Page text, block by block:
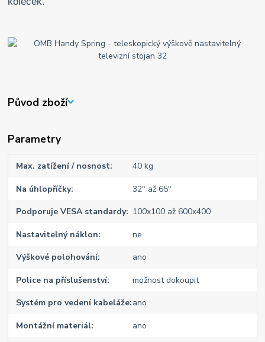
Původ zboží
Parametry
Max. zatížení / nosnost 40 kg
Na úhlopříčky 32" až 65"
Podporuje VESA standardy 100x100 až 600x400
Nastavitelný náklon ne
Výškové polohování ano
Police na příslušenství možnost dokoupit
Systém pro vedení kabeláže ano
Montážní materiál ano